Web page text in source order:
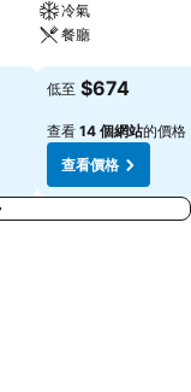
冷氣
餐廳
查看價格
低至 $674
查看 14 個網站的價格
查看價格